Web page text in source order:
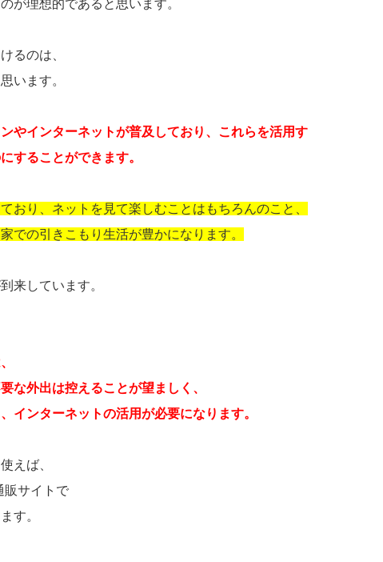
が理想的であると思います。
るのは、
います。
やインターネットが普及しており、これらを活用す
することができます。
おり、ネットを見て楽しむことはもちろんのこと、
での引きこもり生活が豊かになります。
来しています。
な外出は控えることが望ましく、
インターネットの活用が必要になります。
えば、
販サイトで
す。